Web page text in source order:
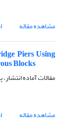
مشاهده مقاله
Piers Using
Blocks
مقالات آماده
مشاهده مقاله